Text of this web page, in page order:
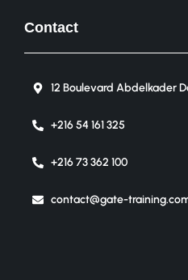
Contact
12 Boulevard Abdelkader
+216 54 161 325
+216 73 362 100
contact@gate-